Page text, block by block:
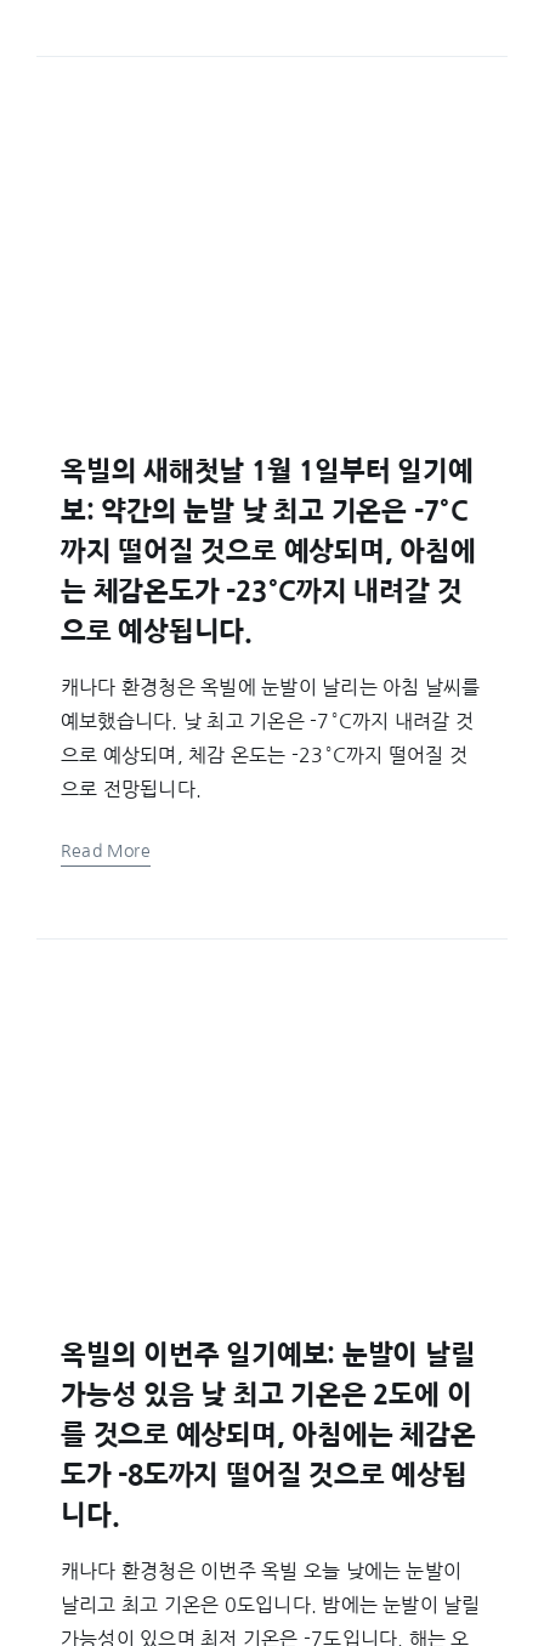
옥빌의 새해첫날 1월 1일부터 일기예
보: 약간의 눈발 낮 최고 기온은 -7°C
까지 떨어질 것으로 예상되며, 아침에
는 체감온도가 -23°C까지 내려갈 것
으로 예상됩니다.
캐나다 환경청은 옥빌에 눈발이 날리는 아침 날씨를
예보했습니다. 낮 최고 기온은 -7°C까지 내려갈 것
으로 예상되며, 체감 온도는 -23°C까지 떨어질 것
으로 전망됩니다.
Read More
옥빌의 이번주 일기예보: 눈발이 날릴
가능성 있음 낮 최고 기온은 2도에 이
를 것으로 예상되며, 아침에는 체감온
도가 -8도까지 떨어질 것으로 예상됩
니다.
캐나다 환경청은 이번주 옥빌 오늘 낮에는 눈발이
날리고 최고 기온은 0도입니다. 밤에는 눈발이 날릴
가능성이 있으며 최저 기온은 -7도입니다. 해는 오